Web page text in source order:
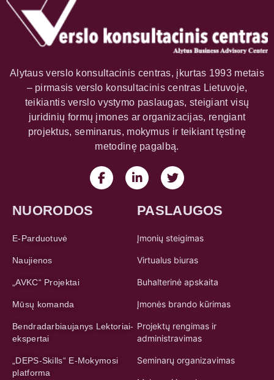
Alytaus verslo konsultacinis centras, įkurtas 1993 metais
– pirmasis verslo konsultacinis centras Lietuvoje,
teikiantis verslo vystymo paslaugas, steigiant visų
juridinių formų įmones ar organizacijas, rengiant
projektus, seminarus, mokymus ir teikiant tęstinę
metodinę pagalbą.
NUORODOS
E-Parduotuvė
Naujienos
„AVKC“ Projektai
Mūsų komanda
Bendradarbiaujanys Lektoriai-
ekspertai
„DEPS-Skills“ E-Mokymosi
platforma
PASLAUGOS
Įmonių steigimas
Virtualus biuras
Buhalterinė apskaita
Įmonės brando kūrimas
Projektų rengimas ir
administravimas
Seminarų organizavimas